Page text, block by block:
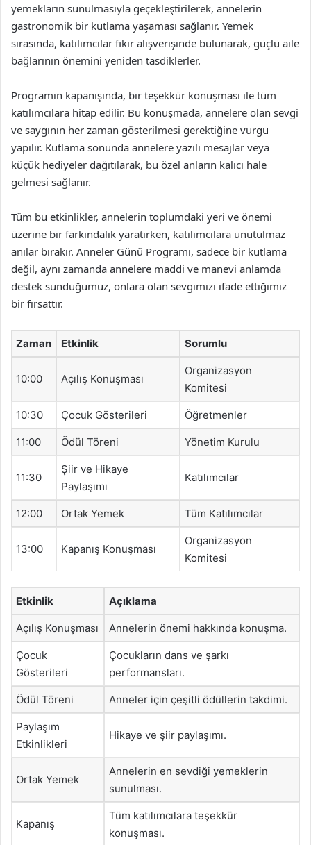
yemekların sunulmasıyla geçekleştirilerek, annelerin
gastronomik bir kutlama yaşaması sağlanır. Yemek
sırasında, katılımcılar fikir alışverişinde bulunarak, güçlü aile
bağlarının önemini yeniden tasdiklerler.
Programın kapanışında, bir teşekkür konuşması ile tüm
katılımcılara hitap edilir. Bu konuşmada, annelere olan sevgi
ve saygının her zaman gösterilmesi gerektiğine vurgu
yapılır. Kutlama sonunda annelere yazılı mesajlar veya
küçük hediyeler dağıtılarak, bu özel anların kalıcı hale
gelmesi sağlanır.
Tüm bu etkinlikler, annelerin toplumdaki yeri ve önemi
üzerine bir farkındalık yaratırken, katılımcılara unutulmaz
anılar bırakır. Anneler Günü Programı, sadece bir kutlama
değil, aynı zamanda annelere maddi ve manevi anlamda
destek sunduğumuz, onlara olan sevgimizi ifade ettiğimiz
bir fırsattır.
Zaman Etkinlik Sorumlu
10:00 Açılış Konuşması
Organizasyon
Komitesi
10:30 Çocuk Gösterileri Öğretmenler
11:00 Ödül Töreni Yönetim Kurulu
11:30
Şiir ve Hikaye
Paylaşımı
Katılımcılar
12:00 Ortak Yemek Tüm Katılımcılar
13:00 Kapanış Konuşması
Organizasyon
Komitesi
Etkinlik Açıklama
Açılış Konuşması Annelerin önemi hakkında konuşma.
Çocuk
Gösterileri
Çocukların dans ve şarkı
performansları.
Ödül Töreni Anneler için çeşitli ödüllerin takdimi.
Paylaşım
Etkinlikleri
Hikaye ve şiir paylaşımı.
Ortak Yemek
Annelerin en sevdiği yemeklerin
sunulması.
Kapanış
Tüm katılımcılara teşekkür
konuşması.